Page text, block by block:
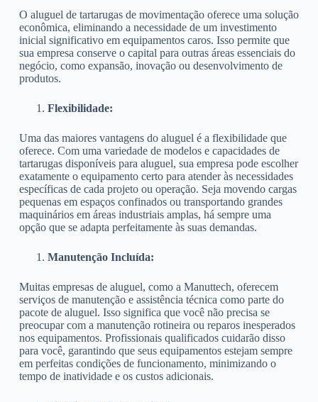
O aluguel de tartarugas de movimentação oferece uma solução
econômica, eliminando a necessidade de um investimento
inicial significativo em equipamentos caros. Isso permite que
sua empresa conserve o capital para outras áreas essenciais do
negócio, como expansão, inovação ou desenvolvimento de
produtos.
Flexibilidade:
Uma das maiores vantagens do aluguel é a flexibilidade que
oferece. Com uma variedade de modelos e capacidades de
tartarugas disponíveis para aluguel, sua empresa pode escolher
exatamente o equipamento certo para atender às necessidades
específicas de cada projeto ou operação. Seja movendo cargas
pequenas em espaços confinados ou transportando grandes
maquinários em áreas industriais amplas, há sempre uma
opção que se adapta perfeitamente às suas demandas.
Manutenção Incluída:
Muitas empresas de aluguel, como a Manuttech, oferecem
serviços de manutenção e assistência técnica como parte do
pacote de aluguel. Isso significa que você não precisa se
preocupar com a manutenção rotineira ou reparos inesperados
nos equipamentos. Profissionais qualificados cuidarão disso
para você, garantindo que seus equipamentos estejam sempre
em perfeitas condições de funcionamento, minimizando o
tempo de inatividade e os custos adicionais.